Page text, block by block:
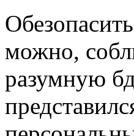
можно,
разумную